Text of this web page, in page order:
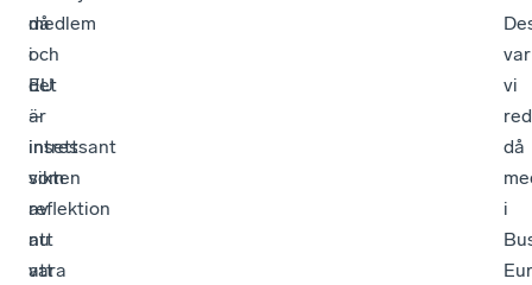
medlem
i
EU
–
insett
vikten
av
att
vara
då
och
det
är
intressant
som
reflektion
nu
att
var
vi
då
i